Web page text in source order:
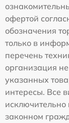
офертой
обозначения
только в
перечень
организация
указанных
интересы. Все
исключительно
законном